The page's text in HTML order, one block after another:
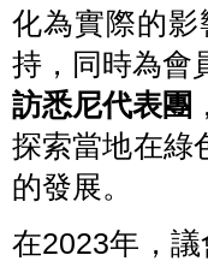
化為實際的影
持，同時為會
訪悉尼代表團
探索當地在綠
的發展。
在2023年，